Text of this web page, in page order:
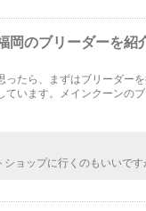
岡のブリーダーを紹
たら、まずはブリーダー
います。メインクーンの
ョップに行くのもいいで